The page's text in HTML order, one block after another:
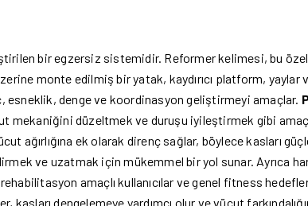
bir egzersiz sistemidir. Reformer kelimesi, bu
monte edilmiş bir yatak, kaydırıcı platform,
denge ve koordinasyon geliştirmeyi amaçlar.
mekaniğini düzeltmek ve duruşu iyileştirmek gibi
ağırlığına ek olarak direnç sağlar, böylece kasları
ve uzatmak için mükemmel bir yol sunar. Ayrıca
amaçlı kullanıcılar ve genel fitness
kasları dengelemeye yardımcı olur ve vücut